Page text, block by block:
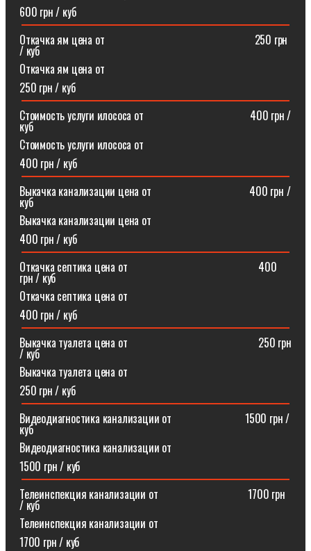
600 грн / куб
Откачка ям цена от ⠀⠀⠀⠀⠀⠀⠀⠀⠀⠀⠀⠀⠀⠀⠀⠀⠀⠀250 грн
/ куб
Откачка ям цена от
250 грн / куб
Стоимость услуги илососа от⠀⠀⠀⠀⠀⠀⠀⠀⠀⠀⠀⠀⠀400 грн /
куб
Стоимость услуги илососа от
400 грн / куб
Выкачка канализации цена от⠀⠀⠀⠀⠀⠀⠀⠀⠀⠀⠀⠀400 грн /
куб
Выкачка канализации цена от
400 грн / куб
Откачка септика цена от⠀⠀⠀⠀⠀⠀⠀⠀⠀⠀⠀⠀⠀⠀⠀⠀400
грн / куб
Откачка септика цена от
400 грн / куб
Выкачка туалета цена от⠀⠀⠀⠀⠀⠀⠀⠀⠀⠀⠀⠀⠀⠀⠀⠀250 грн
/ куб
Выкачка туалета цена от
250 грн / куб
Видеодиагностика канализации от⠀⠀⠀⠀⠀⠀⠀⠀⠀1500 грн /
куб
Видеодиагностика канализации от
1500 грн / куб
Телеинспекция канализации от⠀⠀⠀⠀⠀⠀⠀⠀⠀⠀⠀1700 грн
/ куб
Телеинспекция канализации от
1700 грн / куб